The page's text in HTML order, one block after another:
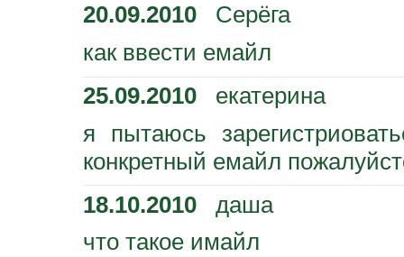
20.09.2010 Серёга
как ввести емайл
25.09.2010 екатерина
я пытаюсь
конкретный емайл
18.10.2010 даша
что такое имайл